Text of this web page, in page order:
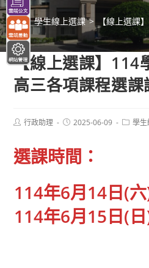
> 學生線上選課 > 【線上選課
【線上選課】114
高三各項課程選課
Post行政助理
Post2025-06-09
Post學
選課時間：
114年6月14日(
114年6月15日(